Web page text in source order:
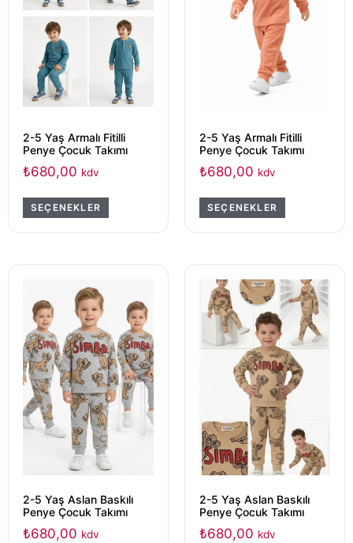
2-5 Yaş Armalı Fitilli
Penye Çocuk Takımı
₺680,00 kdv
SEÇENEKLER
2-5 Yaş Armalı Fitilli
Penye Çocuk Takımı
₺680,00 kdv
SEÇENEKLER
2-5 Yaş Aslan Baskılı
Penye Çocuk Takımı
₺680,00 kdv
2-5 Yaş Aslan Baskılı
Penye Çocuk Takımı
₺680,00 kdv